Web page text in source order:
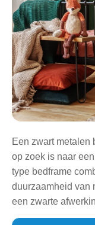
Een zwart metalen
op zoek is naar
type bedframe
duurzaamheid van
een zwarte